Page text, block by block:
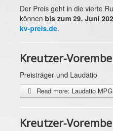
Der Preis geht in die vierte
können bis zum 29. Juni
kv-preis.de.
Kreutzer-
Preisträger und Laudatio
Read more: Laudatio
Kreutzer-